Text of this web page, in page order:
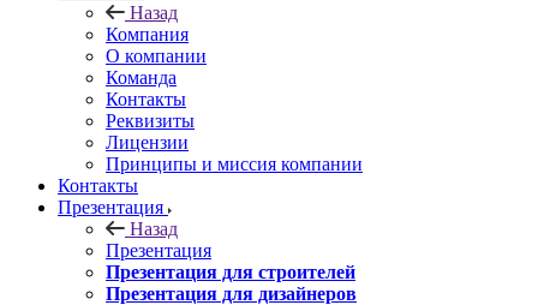
Назад
Компания
О компании
Команда
Контакты
Реквизиты
Лицензии
Принципы и миссия компании
Контакты
Презентация
Назад
Презентация
Презентация для строителей
Презентация для дизайнеров